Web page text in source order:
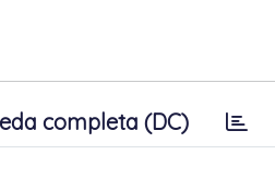
completa (DC)